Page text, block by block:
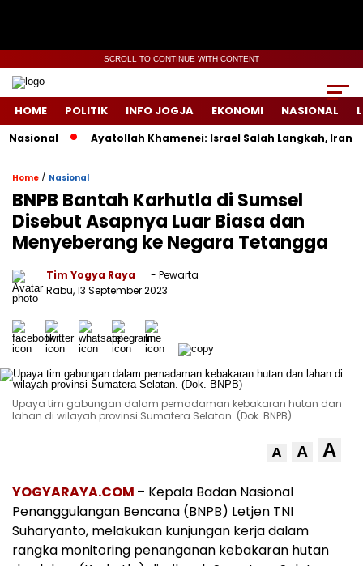
SCROLL TO CONTINUE WITH CONTENT
HOME POLITIK INFO JOGJA EKONOMI NASIONAL
Ayatollah Khamenei: Israel Salah Langkah, Iran Siap
Home / Nasional
BNPB Bantah Karhutla di Sumsel
Disebut Asapnya Luar Biasa dan
Menyeberang ke Negara Tetangga
Tim Yogya Raya
- Pewarta
Rabu, 13 September 2023
Upaya tim gabungan dalam pemadaman kebakaran hutan dan
lahan di wilayah provinsi Sumatera Selatan. (Dok. BNPB)
A A A
YOGYARAYA.COM – Kepala Badan Nasional
Penanggulangan Bencana (BNPB) Letjen TNI
Suharyanto, melakukan kunjungan kerja dalam
rangka monitoring penanganan kebakaran hutan